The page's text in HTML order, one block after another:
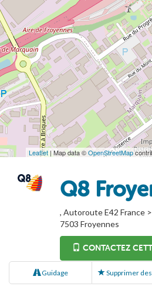
Leaflet | Map data ©OpenStreetMap
Q8
, Autoroute E42 France
7503 Froyennes
CONTACTEZ
Guidage Supprimer